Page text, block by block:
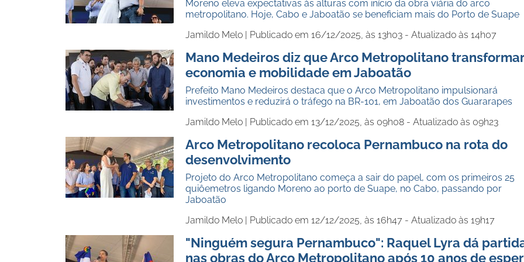
Moreno eleva expectativas às alturas com início da obra viária do arco
metropolitano. Hoje, Cabo e Jaboatão se beneficiam mais do Porto de Suape
Jamildo Melo | Publicado em 16/12/2025, às 13h03 - Atualizado às 14h07
Mano Medeiros diz que Arco Metropolitano
economia e mobilidade em Jaboatão
Prefeito Mano Medeiros destaca que o Arco Metropolitano impulsionará
investimentos e reduzirá o tráfego na BR-101, em Jaboatão dos Guararapes
Jamildo Melo | Publicado em 13/12/2025, às 09h08 - Atualizado às 09h23
Arco Metropolitano recoloca Pernambuco na rota do
desenvolvimento
Projeto do Arco Metropolitano começa a sair do papel, com os primeiros 25
quiôemetros ligando Moreno ao porto de Suape, no Cabo, passando por
Jaboatão
Jamildo Melo | Publicado em 12/12/2025, às 16h47 - Atualizado às 19h17
"Ninguém segura Pernambuco": Raquel Lyra dá
nas obras do Arco Metropolitano após 10 anos de